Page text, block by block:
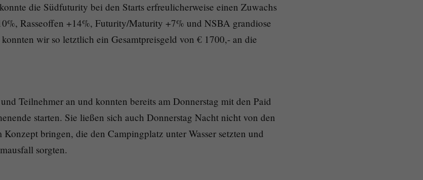
die Südfuturity bei den Starts erfreulicherweise einen Zuwachs
Rasseoffen +14%, Futurity/Maturity +7% und NSBA grandiose
wir so letztlich ein Gesamtpreisgeld von € 1700,- an die
Teilnehmer an und konnten bereits am Donnerstag mit den Paid
starten. Sie ließen sich auch Donnerstag Nacht nicht von den
bringen, die den Campingplatz unter Wasser setzten und
sorgten.